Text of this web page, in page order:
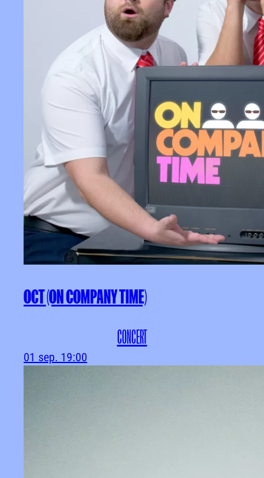
OCT (ON COMPANY TIME)
CONCERT
01 sep. 19:00